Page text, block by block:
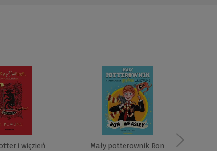
i więzień
Mały potterownik Ron